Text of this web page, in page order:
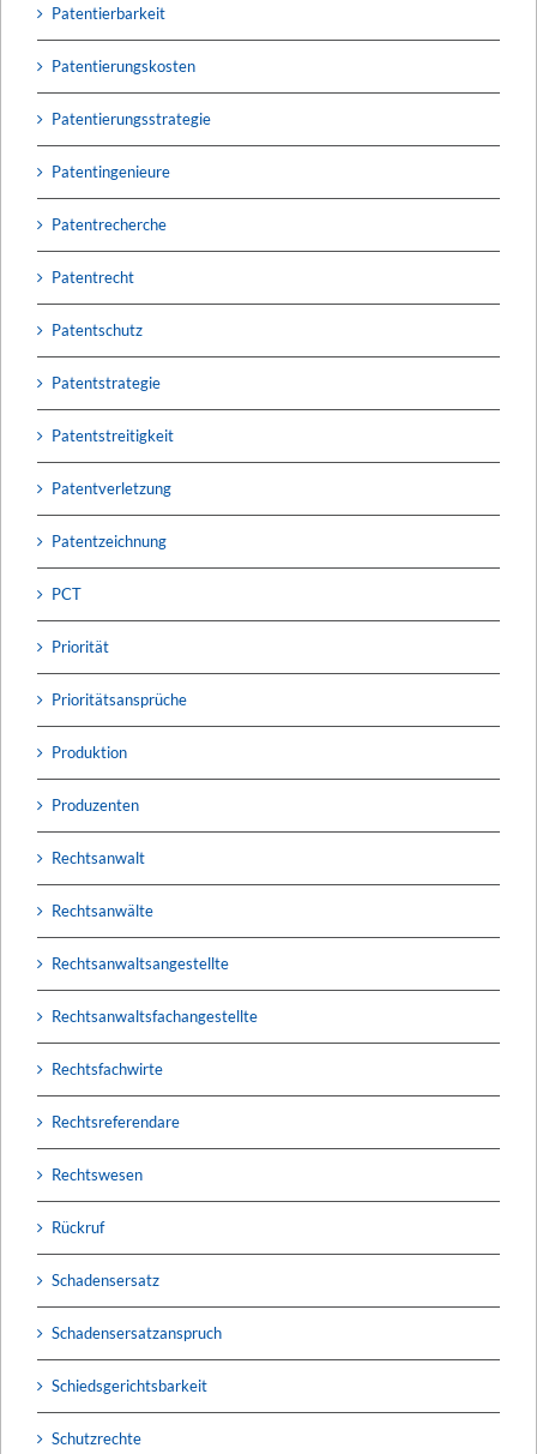
Patentierbarkeit
Patentierungskosten
Patentierungsstrategie
Patentingenieure
Patentrecherche
Patentrecht
Patentschutz
Patentstrategie
Patentstreitigkeit
Patentverletzung
Patentzeichnung
PCT
Priorität
Prioritätsansprüche
Produktion
Produzenten
Rechtsanwalt
Rechtsanwälte
Rechtsanwaltsangestellte
Rechtsanwaltsfachangestellte
Rechtsfachwirte
Rechtsreferendare
Rechtswesen
Rückruf
Schadensersatz
Schadensersatzanspruch
Schiedsgerichtsbarkeit
Schutzrechte